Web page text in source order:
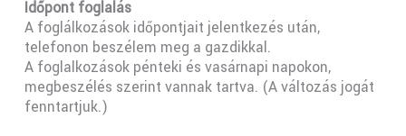
Időpont foglalás
A foglálkozások időpontjait jelentkezés után,
telefonon beszélem meg a gazdikkal.
A foglalkozások pénteki és vasárnapi napokon,
megbeszélés szerint vannak tartva. (A változás jogát
fenntartjuk.)